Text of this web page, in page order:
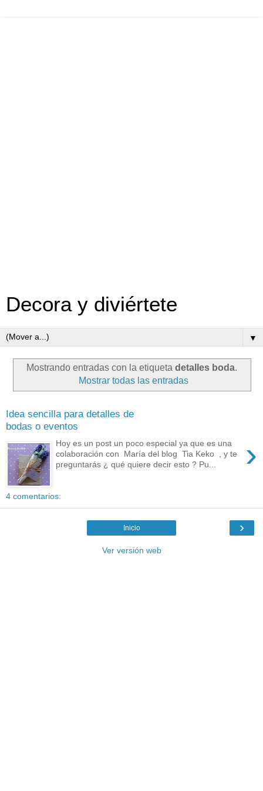
Decora y diviértete
▼
Mostrando entradas con la etiqueta detalles boda.
Mostrar todas las entradas
Idea sencilla para detalles de
bodas o eventos
›
Hoy es un post un poco especial ya que es una
colaboración con María del blog Tia Keko , y te
preguntarás ¿ qué quiere decir esto ? Pu...
4 comentarios:
›
Inicio
Ver versión web